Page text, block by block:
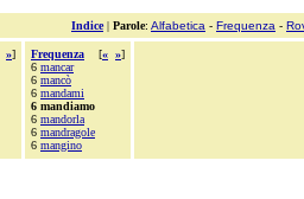
Indice| Parole: Alfabetica - Frequenza -
»]
Frequenza [« »]
6 mancar
6 mancò
6 mandami
6 mandiamo
6 mandorla
6 mandragole
6 mangino